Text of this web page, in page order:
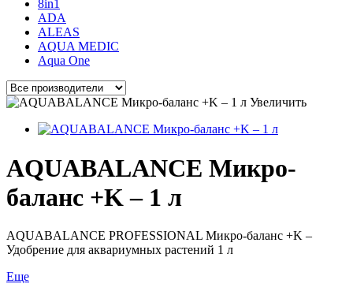
8in1
ADA
ALEAS
AQUA MEDIC
Aqua One
Увеличить
AQUABALANCE Микро-
баланс +K – 1 л
AQUABALANCE PROFESSIONAL Микро-баланс +K –
Удобрение для аквариумных растений 1 л
Еще